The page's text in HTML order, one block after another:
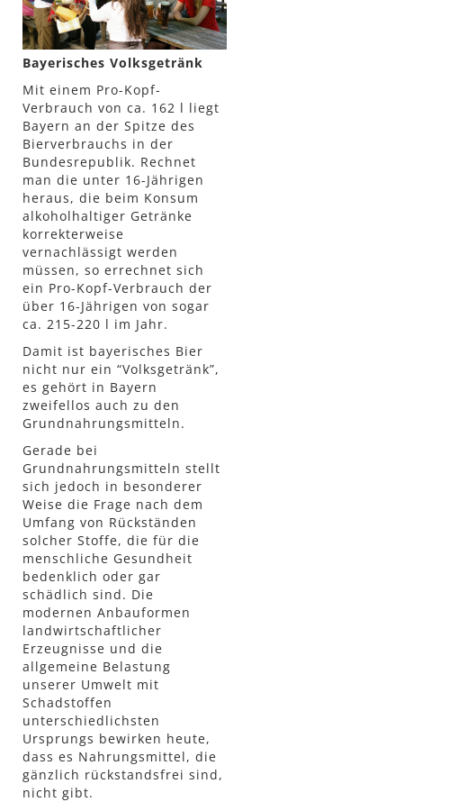
Bayerisches Volksgetränk
Mit einem Pro-Kopf-
Verbrauch von ca. 162 l liegt
Bayern an der Spitze des
Bierverbrauchs in der
Bundesrepublik. Rechnet
man die unter 16-Jährigen
heraus, die beim Konsum
alkoholhaltiger Getränke
korrekterweise
vernachlässigt werden
müssen, so errechnet sich
ein Pro-Kopf-Verbrauch der
über 16-Jährigen von sogar
ca. 215-220 l im Jahr.
Damit ist bayerisches Bier
nicht nur ein “Volksgetränk”,
es gehört in Bayern
zweifellos auch zu den
Grundnahrungsmitteln.
Gerade bei
Grundnahrungsmitteln stellt
sich jedoch in besonderer
Weise die Frage nach dem
Umfang von Rückständen
solcher Stoffe, die für die
menschliche Gesundheit
bedenklich oder gar
schädlich sind. Die
modernen Anbauformen
landwirtschaftlicher
Erzeugnisse und die
allgemeine Belastung
unserer Umwelt mit
Schadstoffen
unterschiedlichsten
Ursprungs bewirken heute,
dass es Nahrungsmittel, die
gänzlich rückstandsfrei sind,
nicht gibt.